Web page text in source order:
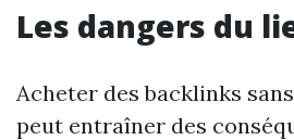
Les dangers du
Acheter des backlinks
peut entraîner des